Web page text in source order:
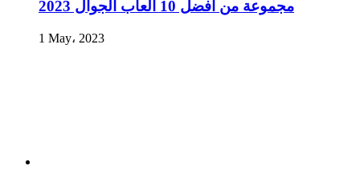
مجموعة من أفضل 10 ألعاب الجوال 2023
1 May، 2023